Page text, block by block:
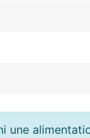
une